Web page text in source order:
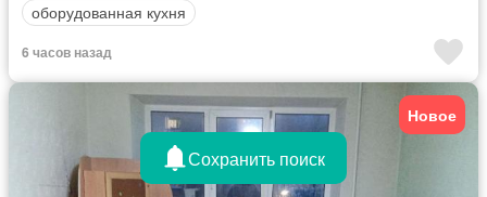
оборудованная кухня
6 часов назад
Новое
Сохранить поиск